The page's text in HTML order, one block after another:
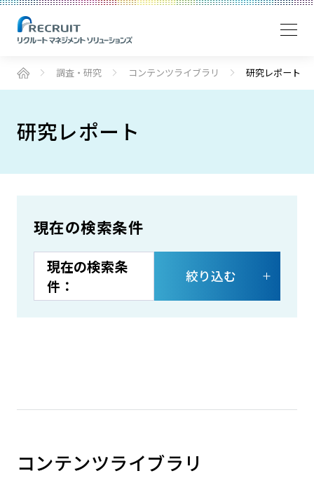
調査・研究 コンテンツライブラリ 研究レポート
研究レポート
現在の検索条件
絞り込む
コンテンツライブラリ